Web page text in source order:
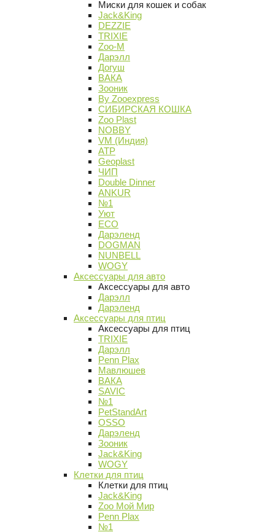
Миски для кошек и собак
Jack&King
DEZZIE
TRIXIE
Zoo-M
Дарэлл
Догуш
ВАКА
Зооник
By Zooexpress
СИБИРСКАЯ КОШКА
Zoo Plast
NOBBY
VM (Индия)
АТР
Geoplast
ЧИП
Double Dinner
ANKUR
№1
Уют
ECO
Дарэленд
DOGMAN
NUNBELL
WOGY
Аксессуары для авто
Аксессуары для авто
Дарэлл
Дарэленд
Аксессуары для птиц
Аксессуары для птиц
TRIXIE
Дарэлл
Penn Plax
Мавлюшев
ВАКА
SAVIC
№1
PetStandArt
OSSO
Дарэленд
Зооник
Jack&King
WOGY
Клетки для птиц
Клетки для птиц
Jack&King
Zoo Мой Мир
Penn Plax
№1